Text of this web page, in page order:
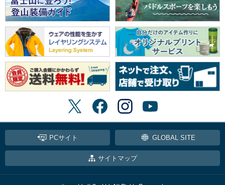
PCサイト GLOBAL SITE
サイトマップ